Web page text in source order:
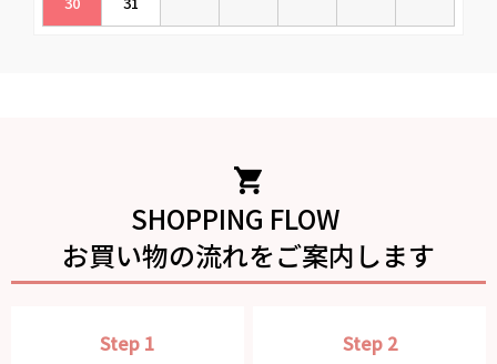
SHOPPING FLOW
お買い物の流れをご案内します
Step 1 Step 2